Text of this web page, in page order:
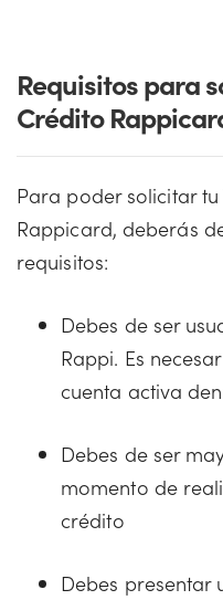
Requisitos para
Crédito
Para poder solicitar
Rappicard, deberás
requisitos:
Debes de ser
Rappi. Es
cuenta activa
Debes de ser
momento de
crédito
Debes presentar